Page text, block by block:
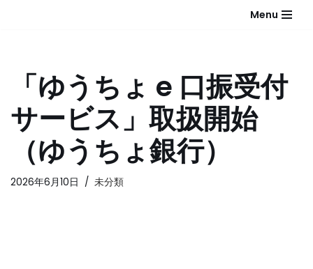
ツ
へ
プ
Menu
「ゆうちょ e 口振受付
サービス」取扱開始
（ゆうちょ銀行）
2026年6月10日 未分類